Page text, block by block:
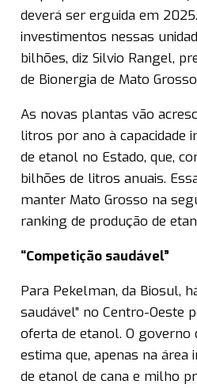
deverá ser erguida em
investimentos nessas
bilhões, diz Silvio Rangel,
de Bionergia de Mato
As novas plantas vão
litros por ano à capacidade
de etanol no Estado, que,
bilhões de litros anuais.
manter Mato Grosso na
ranking de produção de
“Competição saudável”
Para Pekelman, da Biosul,
saudável” no Centro-Oeste
oferta de etanol. O governo
estima que, apenas na área
de etanol de cana e milho